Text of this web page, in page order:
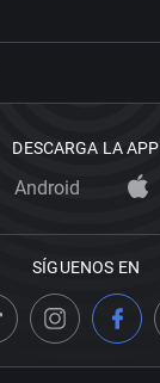
DESCARGA LA APP
Android
SÍGUENOS EN